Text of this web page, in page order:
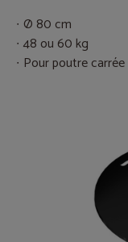
Ø 80 cm
48 ou 60 kg
Pour poutre